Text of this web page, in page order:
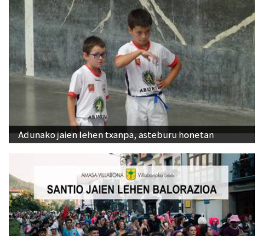
Adunako jaien lehen txanpa, asteburu honetan